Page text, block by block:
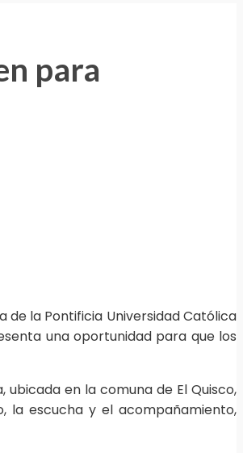
para
de la Pontificia Universidad Católica
una oportunidad para que los
ubicada en la comuna de El Quisco,
la escucha y el acompañamiento,